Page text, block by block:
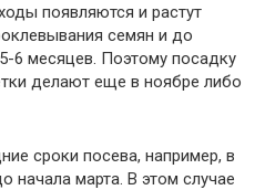
появляются и растут
семян и до
6 месяцев. Поэтому посадку
делают еще в ноябре либо
сроки посева, например, в
начала марта. В этом случае